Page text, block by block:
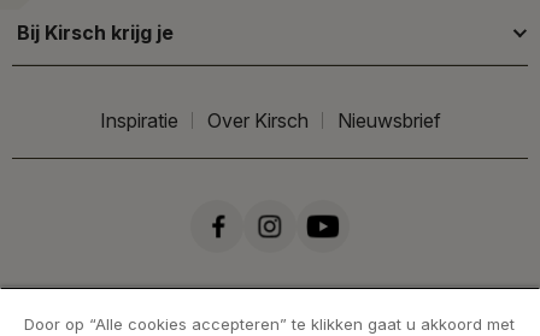
Bij Kirsch krijg je
Inspiratie Over Kirsch Nieuwsbrief
Door op “Alle cookies accepteren” te klikken gaat u akkoord met